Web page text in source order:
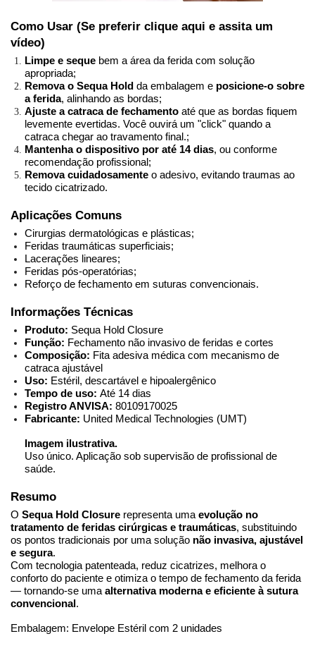
Como Usar (Se preferir clique aqui e assita um
vídeo)
Limpe e seque bem a área da ferida com solução
apropriada;
Remova o Sequa Hold da embalagem e posicione-o sobre
a ferida, alinhando as bordas;
Ajuste a catraca de fechamento até que as bordas fiquem
levemente evertidas. Você ouvirá um "click" quando a
catraca chegar ao travamento final.;
Mantenha o dispositivo por até 14 dias, ou conforme
recomendação profissional;
Remova cuidadosamente o adesivo, evitando traumas ao
tecido cicatrizado.
Aplicações Comuns
Cirurgias dermatológicas e plásticas;
Feridas traumáticas superficiais;
Lacerações lineares;
Feridas pós-operatórias;
Reforço de fechamento em suturas convencionais.
Informações Técnicas
Produto: Sequa Hold Closure
Função: Fechamento não invasivo de feridas e cortes
Composição: Fita adesiva médica com mecanismo de
catraca ajustável
Uso: Estéril, descartável e hipoalergênico
Tempo de uso: Até 14 dias
Registro ANVISA: 80109170025
Fabricante: United Medical Technologies (UMT)
Imagem ilustrativa.
Uso único. Aplicação sob supervisão de profissional de
saúde.
Resumo
O Sequa Hold Closure representa uma evolução no
tratamento de feridas cirúrgicas e traumáticas, substituindo
os pontos tradicionais por uma solução não invasiva, ajustável
e segura.
Com tecnologia patenteada, reduz cicatrizes, melhora o
conforto do paciente e otimiza o tempo de fechamento da ferida
— tornando-se uma alternativa moderna e eficiente à sutura
convencional .
Embalagem: Envelope Estéril com 2 unidades